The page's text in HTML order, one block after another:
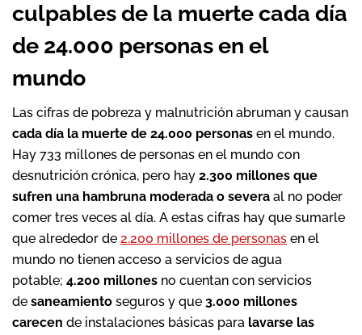
culpables de la muerte cada día
de 24.000 personas en el
mundo
Las cifras de pobreza y malnutrición abruman y causan
cada día la muerte de 24.000 personas en el mundo.
Hay 733 millones de personas en el mundo con
desnutrición crónica, pero hay 2.300 millones que
sufren una hambruna moderada o severa al no poder
comer tres veces al día. A estas cifras hay que sumarle
que alrededor de 2.200 millones de personas en el
mundo no tienen acceso a servicios de agua
potable; 4.200 millones no cuentan con servicios
de saneamiento seguros y que 3.000 millones
carecen de instalaciones básicas para lavarse las